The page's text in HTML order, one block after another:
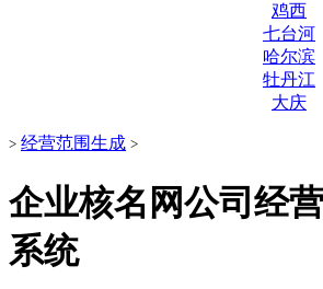
鸡西
七台河
哈尔滨
牡丹江
大庆
> 经营范围生成 >
企业核名网公司经
系统